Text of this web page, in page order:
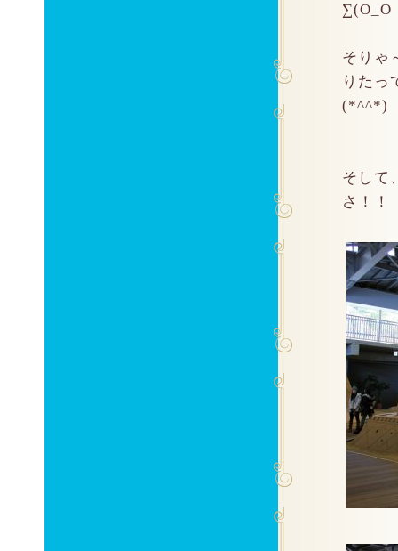
∑(O_O
そりゃ
りたっ
(*^^*)
そして
さ！！